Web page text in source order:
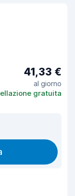
41,33 €
al giorno
gratuita